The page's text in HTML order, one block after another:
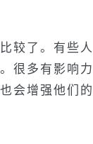
较了。有些人
很多有影响力
会增强他们的